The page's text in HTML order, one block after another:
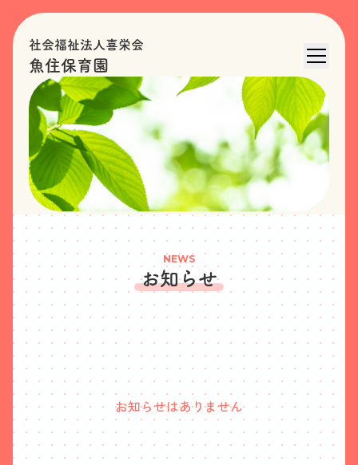
社会福祉法人喜栄会
魚住保育園
NEWS
お知らせ
お知らせはありません